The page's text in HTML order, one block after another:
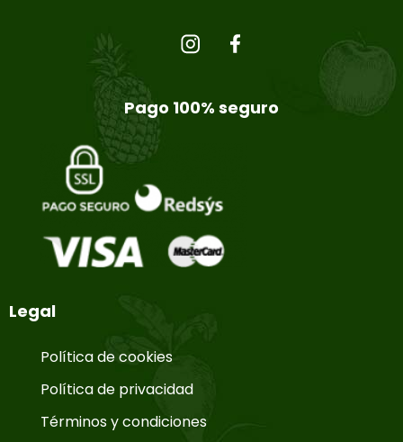
Pago 100% seguro
Legal
Política de cookies
Política de privacidad
Términos y condiciones